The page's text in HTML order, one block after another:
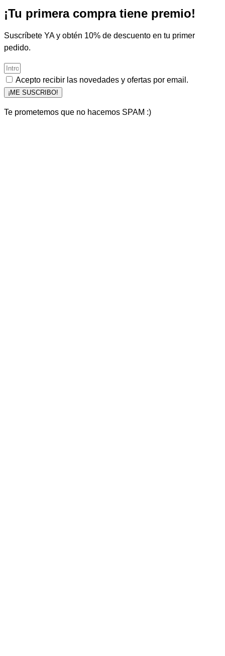
¡Tu primera compra tiene premio!
Suscríbete YA y obtén 10% de descuento en tu primer
pedido.
Acepto recibir las novedades y ofertas por email.
¡ME SUSCRIBO!
Te prometemos que no hacemos SPAM :)